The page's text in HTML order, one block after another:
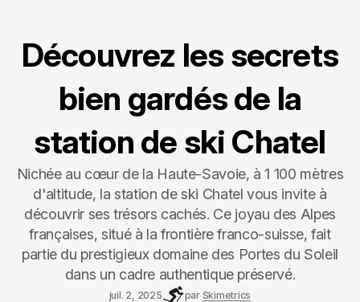
Découvrez les secrets
bien gardés de la
station de ski Chatel
Nichée au cœur de la Haute-Savoie, à 1 100 mètres
d'altitude, la station de ski Chatel vous invite à
découvrir ses trésors cachés. Ce joyau des Alpes
françaises, situé à la frontière franco-suisse, fait
partie du prestigieux domaine des Portes du Soleil
dans un cadre authentique préservé.
juil. 2, 2025 par Skimetrics